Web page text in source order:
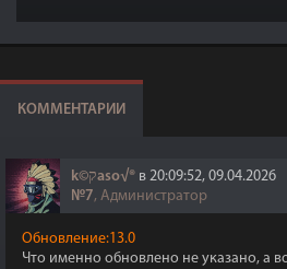
КОММЕНТАРИИ
k©קaso√® в 20:09:52, 09.04.2026
№7, Администратор
Обновление:13.0
Что именно обновлено не указано, а